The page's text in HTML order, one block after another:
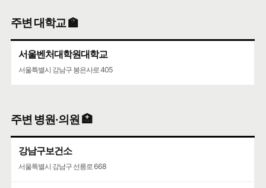
서울특별시 강남구 선릉로 742
주변 대학교 🏫
서울벤처대학원대학교
서울특별시 강남구 봉은사로 405
주변 병원·의원 🏥
강남구보건소
서울특별시 강남구 선릉로 668